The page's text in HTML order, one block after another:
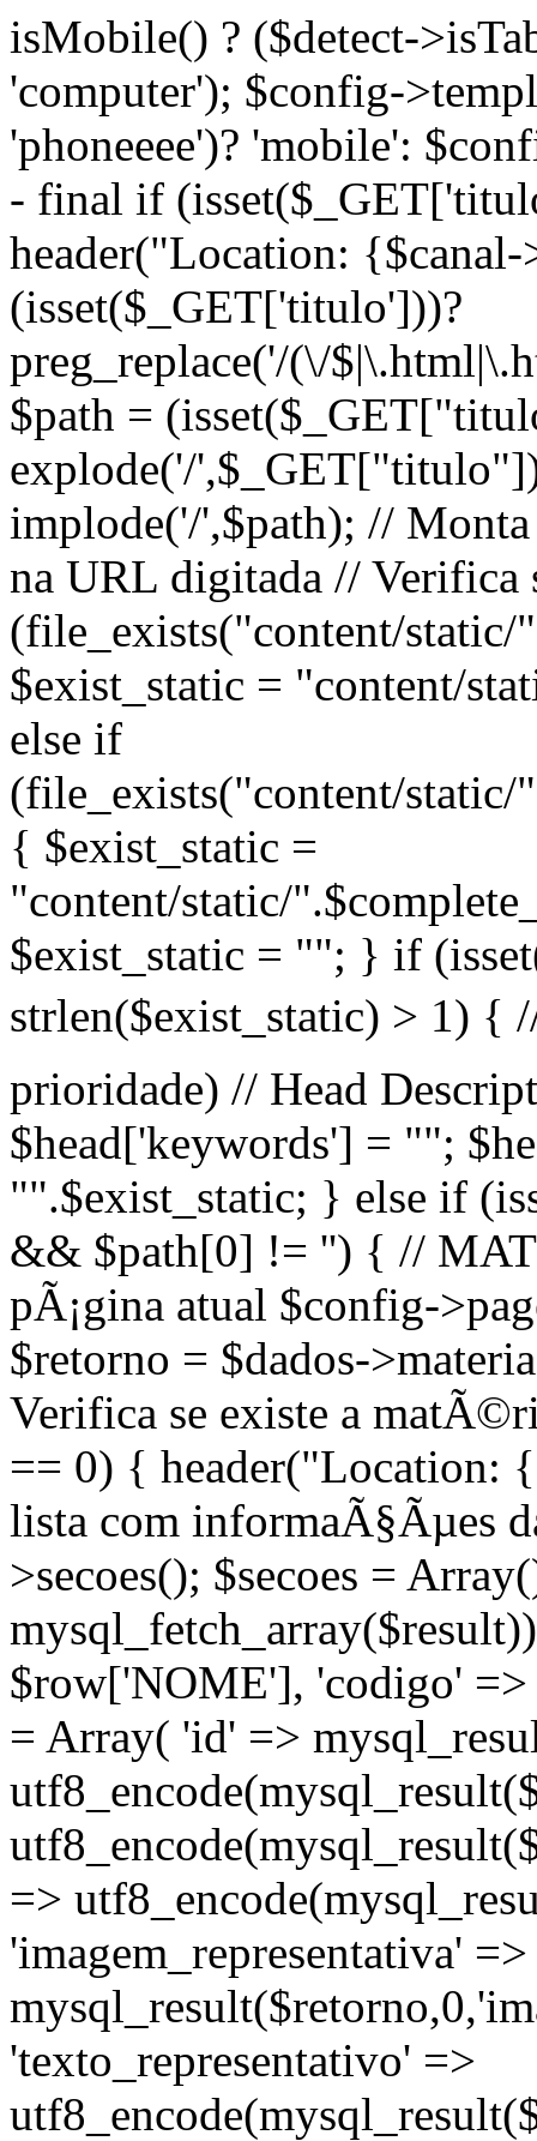
isMobile() ? ($detect-
'computer'); $config-
'phoneeee')? 'mobile':
- final if
header("Location:
(isset($_GET['titulo']))?
preg_replace('/(\/
$path =
explode('/
implode('/',$path); //
na URL digitada // Verifica
(file_exists("content/
$exist_static = "content/
else if
(file_exists("content/
{ $exist_static =
"content/static/
$exist_static = ""; } if
strlen($exist_static) > 1) {
prioridade) // Head
$head['keywords'] = "";
"".$exist_static; } else if
&& $path[0] != '') { //
pÃ¡gina atual $config-
$retorno = $dados-
Verifica se existe a
== 0) { header("Location:
lista com informaÃ§Ãµes
>secoes(); $secoes =
$row['NOME'], 'codigo'
= Array( 'id' =>
=>
'imagem_representativa' =>
'texto_representativo' =>